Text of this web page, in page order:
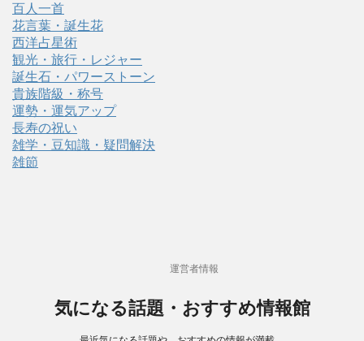
百人一首
花言葉・誕生花
西洋占星術
観光・旅行・レジャー
誕生石・パワーストーン
貴族階級・称号
運勢・運気アップ
長寿の祝い
雑学・豆知識・疑問解決
雑節
運営者情報
気になる話題・おすすめ情報館